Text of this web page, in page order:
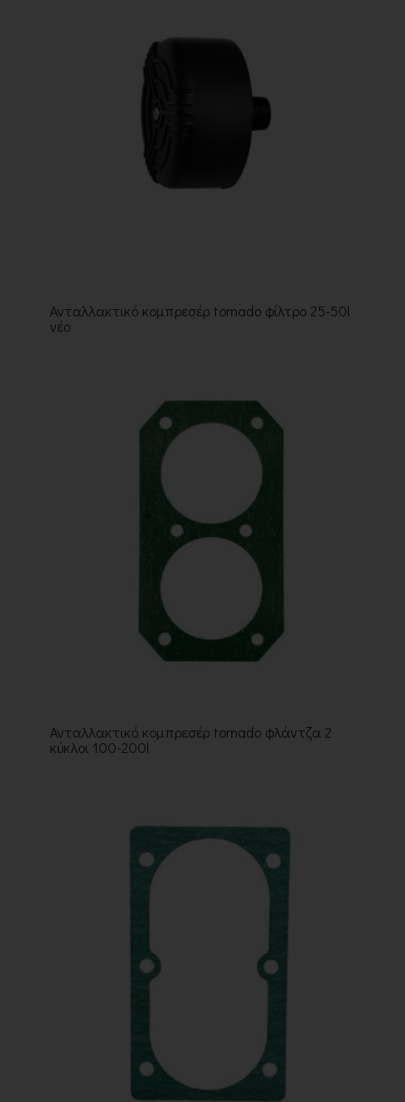
Ανταλλακτικό κομπρεσέρ tornado φίλτρο 25-50l
νέο
Ανταλλακτικό κομπρεσέρ tornado φλάντζα 2
κύκλοι 100-200l